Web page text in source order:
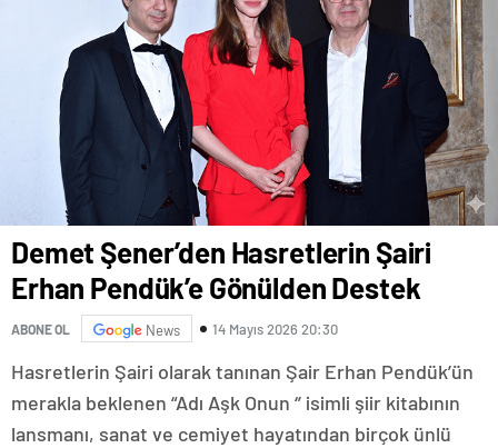
Demet Şener’den Hasretlerin Şairi
Erhan Pendük’e Gönülden Destek
ABONE OL News 14 Mayıs 2026 20:30
Hasretlerin Şairi olarak tanınan Şair Erhan Pendük’ün
merakla beklenen “Adı Aşk Onun ‘’ isimli şiir kitabının
lansmanı, sanat ve cemiyet hayatından birçok ünlü